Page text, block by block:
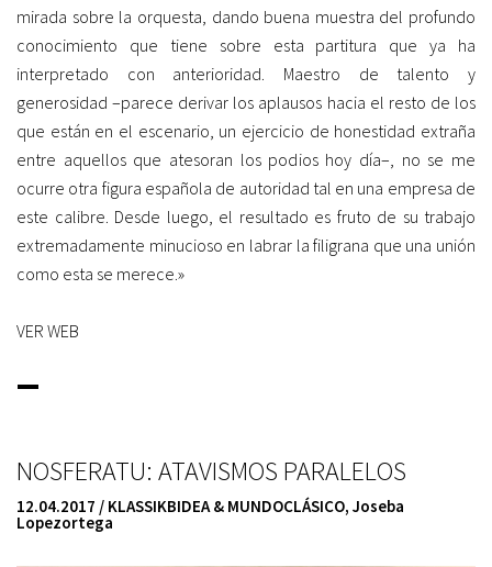
mirada sobre la orquesta, dando buena muestra del profundo
conocimiento que tiene sobre esta partitura que ya ha
interpretado con anterioridad. Maestro de talento y
generosidad –parece derivar los aplausos hacia el resto de los
que están en el escenario, un ejercicio de honestidad extraña
entre aquellos que atesoran los podios hoy día–, no se me
ocurre otra figura española de autoridad tal en una empresa de
este calibre. Desde luego, el resultado es fruto de su trabajo
extremadamente minucioso en labrar la filigrana que una unión
como esta se merece.»
VER WEB
NOSFERATU: ATAVISMOS PARALELOS
12.04.2017 / KLASSIKBIDEA & MUNDOCLÁSICO, Joseba
Lopezortega